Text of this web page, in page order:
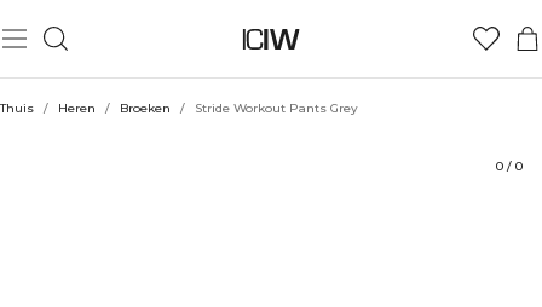
Thuis / Heren / Broeken / Stride Workout Pants Grey
0 / 0